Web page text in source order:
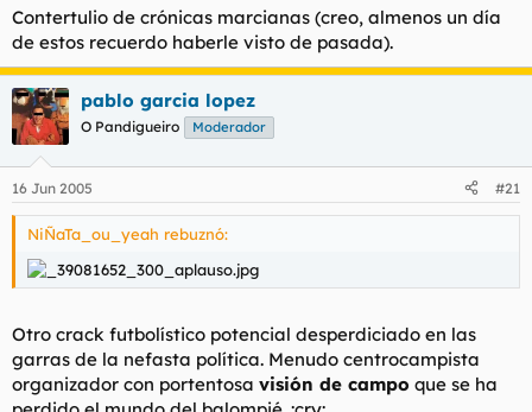
Contertulio de crónicas marcianas (creo, almenos un día
de estos recuerdo haberle visto de pasada).
pablo garcia lopez
O Pandigueiro Moderador
16 Jun 2005 #21
NiÑaTa_ou_yeah rebuznó:
Otro crack futbolístico potencial desperdiciado en las
garras de la nefasta política. Menudo centrocampista
organizador con portentosa visión de campo que se ha